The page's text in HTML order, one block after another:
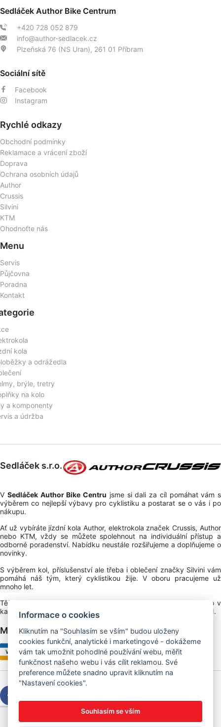
Sedláček Author Bike Centrum
+420 728 052 879
info@author-sedlacek.cz
Plzeňská 76 (NS Uran), 261 01 Příbram
Sociální sítě
Facebook
Instagram
Rychlé odkazy
Obchodní podmínky
Reklamace a vrácení zboží
Doprava
Ochrana osobních údajů
Author
Crussis
Silvini
KTM
Ohodnoťte nás
Menu
Servis
Půjčovna
Poradna
Kontakt
kola
a odrážedla
brýle, tretry
na kolo
a komponenty
a údržba
Sedláček s.r.o.
V Sedláček Author Bike Centru jsme si dali za cíl pomáhat vám s
výběrem co nejlepší výbavy pro cyklistiku a postarat se o vás i po
nákupu.
Ať už vybíráte jízdní kola Author, elektrokola značek Crussis, Author
nebo KTM, vždy se můžete spolehnout na individuální přístup a
odborné poradenství. Nabídku neustále rozšiřujeme a doplňujeme o
novinky.
S výběrem kol, příslušenství ale třeba i oblečení značky Silvini vám
pomáhá náš tým, který cyklistikou žije. V oboru pracujeme už
mnoho let.
Těšíme se na vaši návštěvu ať už online v našem e-shopu nebo v
kamenné prodejně, kterou najdete v NS (nákupní středisko) URAN.
Možnosti platby
Copyright © 2026 Sedláček s.r.o.
Created byOLC Webdesign
Informace o cookies
Kliknutím na "Souhlasím se vším" budou uloženy
cookies funkční, analytické i marketingové - dokážeme
vám tak umožnit pohodlné používání webu, měřit
funkčnost našeho webu i vás cílit reklamou. Své
preference můžete snadno upravit kliknutím na
"Nastavení cookies".
Souhlasím se vším